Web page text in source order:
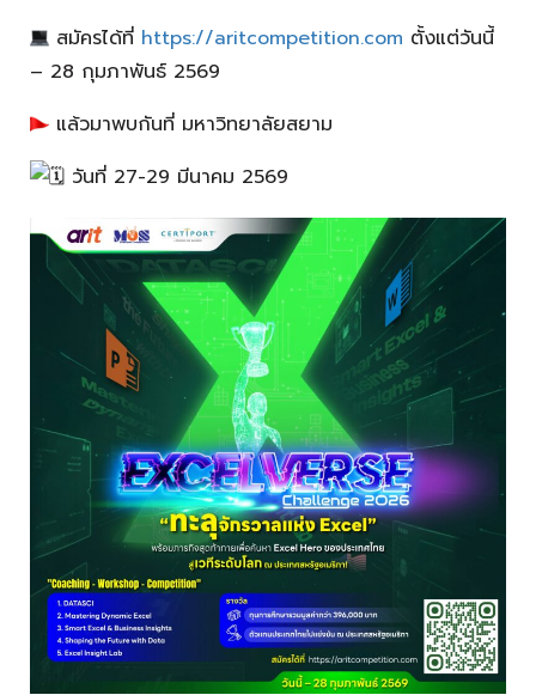
สมัครได้ที่ https://aritcompetition.com ตั้งแต่วันนี้
– 28 กุมภาพันธ์ 2569
แล้วมาพบกันที่ มหาวิทยาลัยสยาม
วันที่ 27-29 มีนาคม 2569